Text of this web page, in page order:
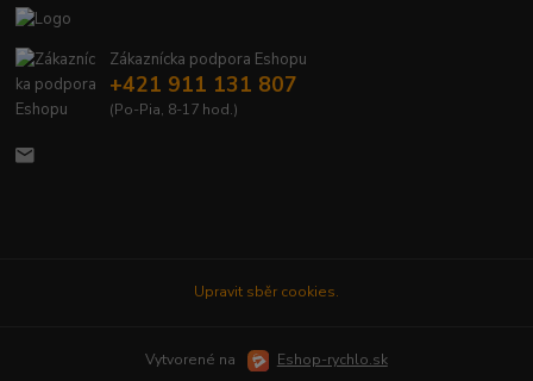
Zákaznícka podpora Eshopu
+421 911 131 807
(Po-Pia, 8-17 hod.)
Upravit sběr cookies.
Vytvorené na Eshop-rychlo.sk